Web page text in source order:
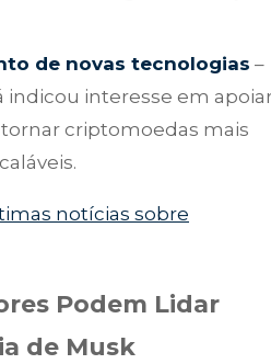
de novas tecnologias –
indicou interesse em
criptomoedas mais
notícias sobre
Podem Lidar
de Musk